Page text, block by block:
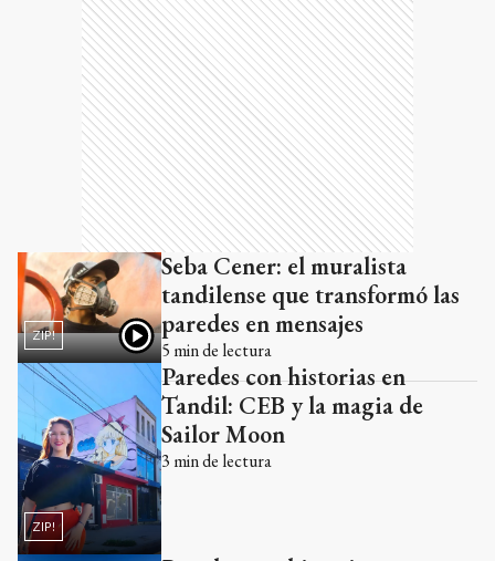
ZIP!
Seba Cener: el muralista
tandilense que transformó las
paredes en mensajes
5 min de lectura
ZIP!
Paredes con historias en
Tandil: CEB y la magia de
Sailor Moon
3 min de lectura